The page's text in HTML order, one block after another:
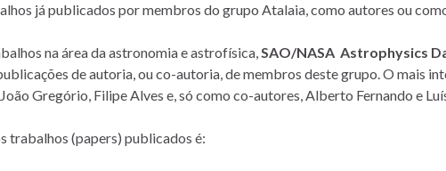
já publicados por membros do grupo Atalaia, como autores ou
na área da astronomia e astrofísica,SAO/NASA Astrophysics
de autoria, ou co-autoria, de membros deste grupo. O mais
Gregório, Filipe Alves e, só como co-autores, Alberto Fernando e
trabalhos (papers) publicados é: